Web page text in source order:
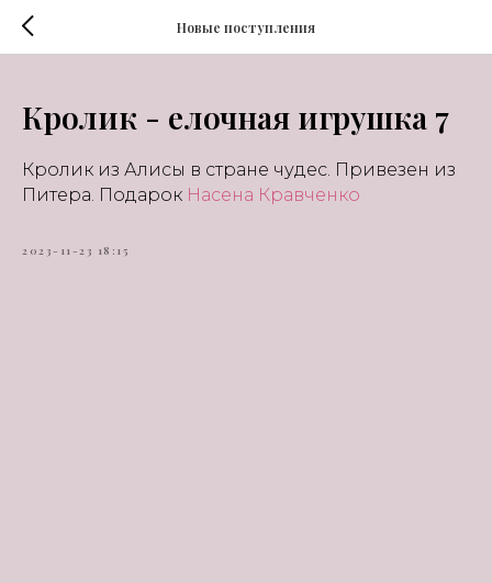
Новые поступления
Кролик - елочная игрушка 7
Кролик из Алисы в стране чудес. Привезен из
Питера. Подарок Насена Кравченко
2023-11-23 18:15